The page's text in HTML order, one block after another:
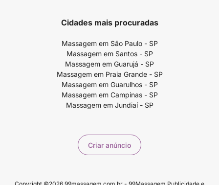
Cidades mais procuradas
Massagem em São Paulo - SP
Massagem em Santos - SP
Massagem em Guarujá - SP
Massagem em Praia Grande - SP
Massagem em Guarulhos - SP
Massagem em Campinas - SP
Massagem em Jundiaí - SP
Criar anúncio